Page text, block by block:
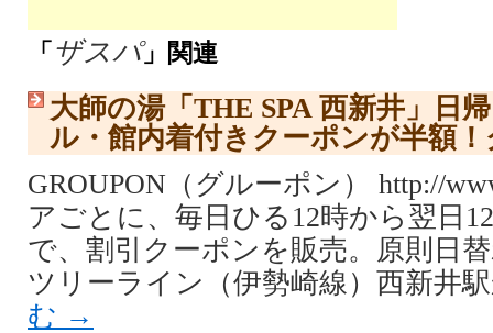
「 ザスパ」関連
大師の湯「THE SPA 西新井」日
ル・館内着付きクーポンが半額
GROUPON（グルーポン） http://
アごとに、毎日ひる12時から翌日
で、割引クーポンを販売。原則日
ツリーライン（伊勢崎線）西新井
む →